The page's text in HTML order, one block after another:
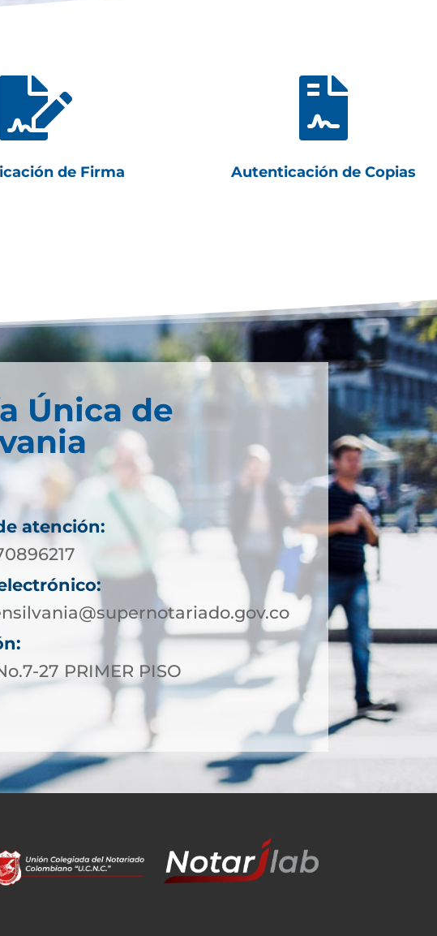

de Firma

Autenticación de Copias
Única de
atención:
27 PRIMER PISO